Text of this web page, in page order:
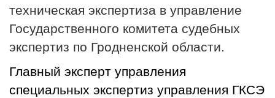
техническая экспертиза в управление
Государственного комитета судебных
экспертиз по Гродненской области.
Главный эксперт управления
специальных экспертиз управления ГКСЭ